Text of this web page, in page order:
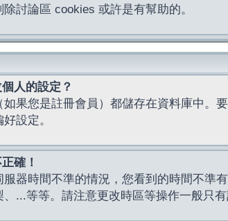
討論區 cookies 或許是有幫助的。
人的設定？
果您是註冊會員）都儲存在資料庫中。
設定。
確！
器時間不準的情況，您看到的時間不準
...等等。請注意更改時區等操作一般只